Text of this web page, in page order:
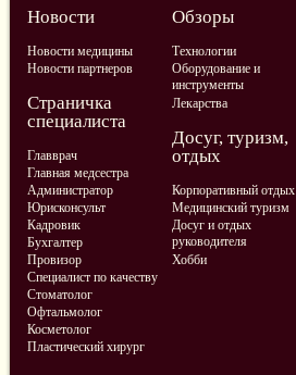
Новости
Новости медицины
Новости партнеров
Обзоры
Технологии
Оборудование и
инструменты
Лекарства
Страничка
специалиста
Главврач
Главная медсестра
Администратор
Юрисконсульт
Кадровик
Бухгалтер
Провизор
Специалист по качеству
Стоматолог
Офтальмолог
Косметолог
Пластический хирург
Досуг, туризм,
отдых
Корпоративный отдых
Медицинский туризм
Досуг и отдых
руководителя
Хобби